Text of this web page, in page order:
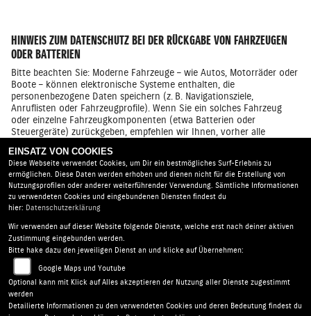
HINWEIS ZUM DATENSCHUTZ BEI DER RÜCKGABE VON FAHRZEUGEN
ODER BATTERIEN
Bitte beachten Sie: Moderne Fahrzeuge – wie Autos, Motorräder oder
Boote – können elektronische Systeme enthalten, die
personenbezogene Daten speichern (z. B. Navigationsziele,
Anruflisten oder Fahrzeugprofile). Wenn Sie ein solches Fahrzeug
oder einzelne Fahrzeugkomponenten (etwa Batterien oder
Steuergeräte) zurückgeben, empfehlen wir Ihnen, vorher alle
Privatsphäre. Bei Fragen zur Datenlöschung wenden Sie sich bitte an
Ihren Suzuki Servicepartner.
Zweirad Markert |Chemnitzer Str. 24 | 09224 Chemnitz -
Grüna | Deutschland
AGB |Impressum
Barrierefreiheit |Batterieverordnung
EINSATZ VON COOKIES
Diese Webseite verwendet Cookies, um Dir ein bestmögliches Surf-Erlebnis zu
ermöglichen. Diese Daten werden erhoben und dienen nicht für die Erstellung von
Nutzungsprofilen oder anderer weiterführender Verwendung. Sämtliche Informationen
zu verwendeten Cookies und eingebundenen Diensten findest du
hier: Datenschutzerklärung
Wir verwenden auf dieser Website folgende Dienste, welche erst nach deiner aktiven
Zustimmung eingebunden werden.
Bitte hake dazu den jeweiligen Dienst an und klicke auf Übernehmen:
Google Maps und Youtube
Optional kann mit Klick auf Alles akzeptieren der Nutzung aller Dienste zugestimmt
werden
Detailierte Informationen zu den verwendeten Cookies und deren Bedeutung findest du